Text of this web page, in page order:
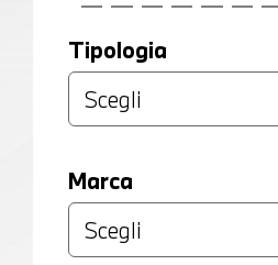
Tipologia
Marca